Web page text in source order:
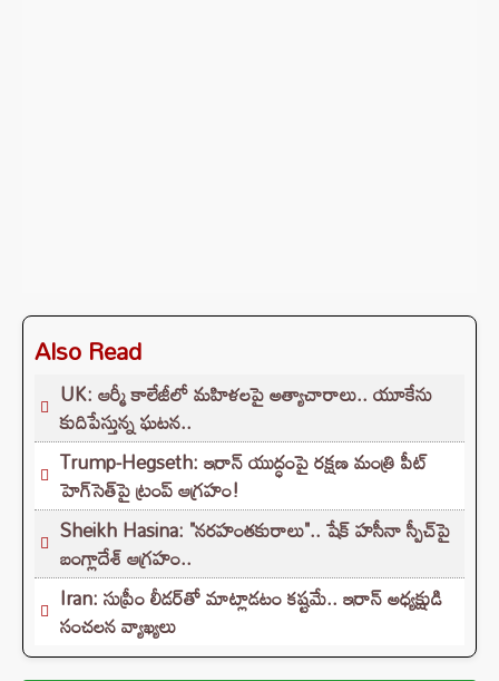
Also Read
UK: ఆర్మీ కాలేజీలో మహిళలపై అత్యాచారాలు.. యూకేను
కుదిపేస్తున్న ఘటన..
Trump-Hegseth: ఇరాన్ యుద్ధంపై రక్షణ మంత్రి పీట్
హెగ్‌సెత్‌‌పై ట్రంప్ ఆగ్రహం!
Sheikh Hasina: "నరహంతకురాలు".. షేక్ హసీనా స్పీచ్‌పై
బంగ్లాదేశ్ ఆగ్రహం..
Iran: సుప్రీం లీడర్‌తో మాట్లాడటం కష్టమే.. ఇరాన్ అధ్యక్షుడి
సంచలన వ్యాఖ్యలు